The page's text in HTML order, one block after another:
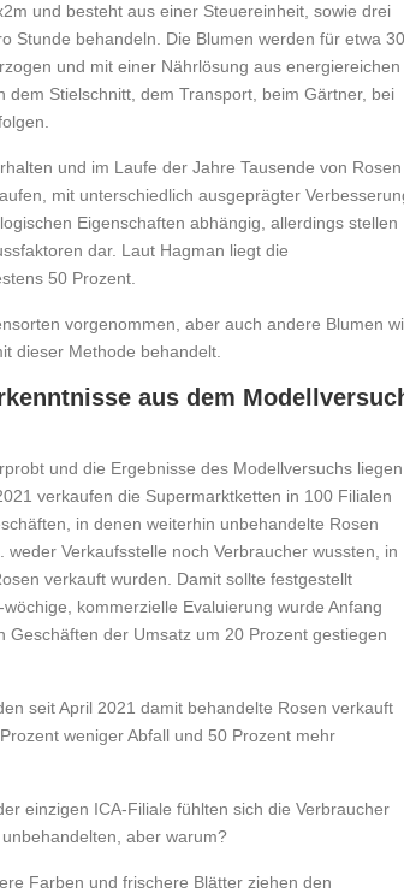
und besteht aus einer Steuereinheit, sowie drei
Stunde behandeln. Die Blumen werden für etwa 30
und mit einer Nährlösung aus energiereichen
Stielschnitt, dem Transport, beim Gärtner, bei
und im Laufe der Jahre Tausende von Rosen
mit unterschiedlich ausgeprägter
Eigenschaften abhängig, allerdings stellen
dar. Laut Hagman liegt die
50 Prozent.
vorgenommen, aber auch andere Blumen
dieser Methode behandelt.
aus dem
und die Ergebnisse des Modellversuchs liegen
verkaufen die Supermarktketten in 100 Filialen
in denen weiterhin unbehandelte Rosen
Verkaufsstelle noch Verbraucher wussten, in
verkauft wurden. Damit sollte festgestellt
kommerzielle Evaluierung wurde Anfang
der Umsatz um 20 Prozent gestiegen
seit April 2021 damit behandelte Rosen verkauft
weniger Abfall und 50 Prozent mehr
einzigen ICA-Filiale fühlten sich die Verbraucher
aber warum?
Farben und frischere Blätter ziehen den